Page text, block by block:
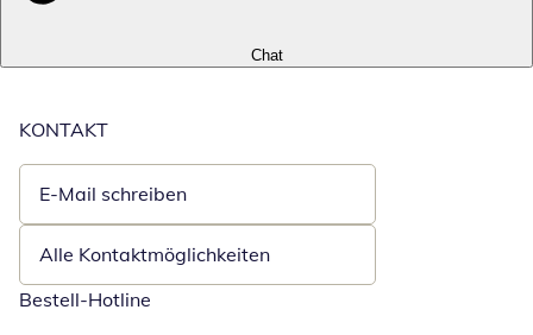
Chat
KONTAKT
E-Mail schreiben
Öffnet E-Mail-Client
Alle Kontaktmöglichkeiten
Bestell-Hotline